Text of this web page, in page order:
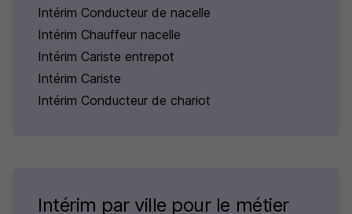
Intérim Conducteur de nacelle
Intérim Chauffeur nacelle
Intérim Cariste entrepot
Intérim Cariste
Intérim Conducteur de chariot
Intérim par ville pour le métier